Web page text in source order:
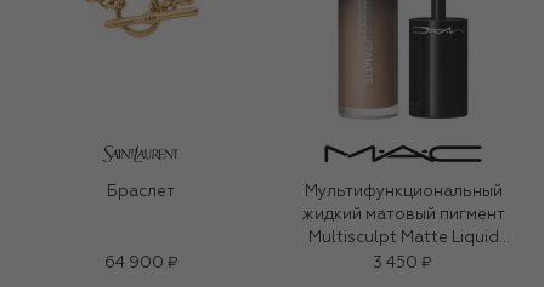
Браслет
64 900 ₽
Мультифункциональный
жидкий матовый пигмент
Multisculpt Matte Liquid
Colour, оттенок Omega (4,5ml)
3 450 ₽